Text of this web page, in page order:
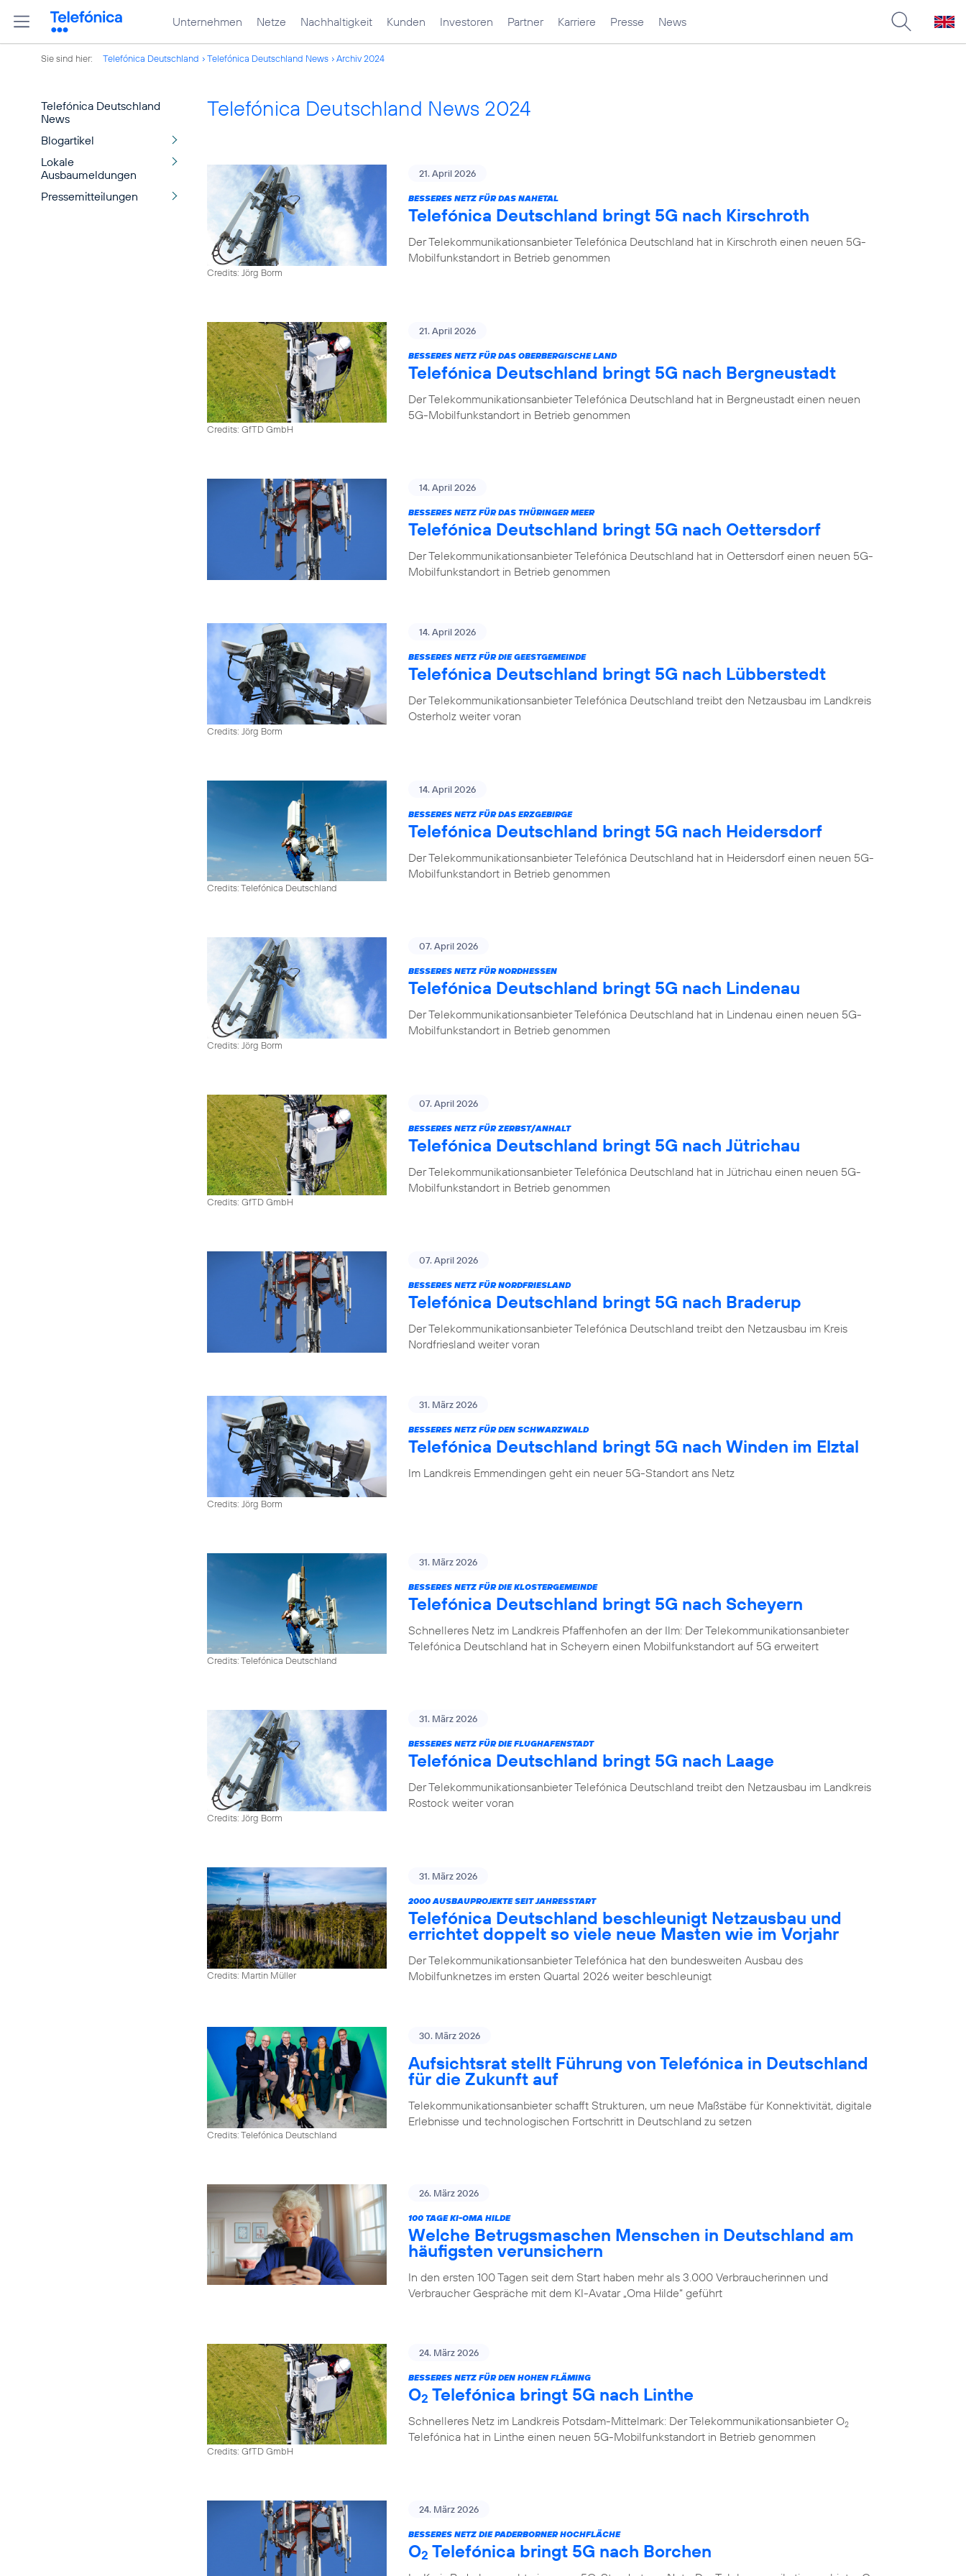
Unternehmen Netze Nachhaltigkeit Kunden Investoren Partner Karriere Presse News
Sie sind hier: Telefónica Deutschland Telefónica Deutschland News Archiv 2024
Telefónica Deutschland
News
Blogartikel
Lokale
Ausbaumeldungen
Pressemitteilungen
Telefónica Deutschland News 2024
Credits: Jörg Borm
21. April 2026
BESSERES NETZ FÜR DAS NAHETAL
Telefónica Deutschland bringt 5G nach Kirschroth
Der Telekommunikationsanbieter Telefónica Deutschland hat in Kirschroth einen neuen 5G-
Mobilfunkstandort in Betrieb genommen
Credits: GfTD GmbH
21. April 2026
BESSERES NETZ FÜR DAS OBERBERGISCHE LAND
Telefónica Deutschland bringt 5G nach Bergneustadt
Der Telekommunikationsanbieter Telefónica Deutschland hat in Bergneustadt einen neuen
5G-Mobilfunkstandort in Betrieb genommen
14. April 2026
BESSERES NETZ FÜR DAS THÜRINGER MEER
Telefónica Deutschland bringt 5G nach Oettersdorf
Der Telekommunikationsanbieter Telefónica Deutschland hat in Oettersdorf einen neuen 5G-
Mobilfunkstandort in Betrieb genommen
Credits: Jörg Borm
14. April 2026
BESSERES NETZ FÜR DIE GEESTGEMEINDE
Telefónica Deutschland bringt 5G nach Lübberstedt
Der Telekommunikationsanbieter Telefónica Deutschland treibt den Netzausbau im Landkreis
Osterholz weiter voran
Credits: Telefónica Deutschland
14. April 2026
BESSERES NETZ FÜR DAS ERZGEBIRGE
Telefónica Deutschland bringt 5G nach Heidersdorf
Der Telekommunikationsanbieter Telefónica Deutschland hat in Heidersdorf einen neuen 5G-
Mobilfunkstandort in Betrieb genommen
Credits: Jörg Borm
07. April 2026
BESSERES NETZ FÜR NORDHESSEN
Telefónica Deutschland bringt 5G nach Lindenau
Der Telekommunikationsanbieter Telefónica Deutschland hat in Lindenau einen neuen 5G-
Mobilfunkstandort in Betrieb genommen
Credits: GfTD GmbH
07. April 2026
BESSERES NETZ FÜR ZERBST/ANHALT
Telefónica Deutschland bringt 5G nach Jütrichau
Der Telekommunikationsanbieter Telefónica Deutschland hat in Jütrichau einen neuen 5G-
Mobilfunkstandort in Betrieb genommen
07. April 2026
BESSERES NETZ FÜR NORDFRIESLAND
Telefónica Deutschland bringt 5G nach Braderup
Der Telekommunikationsanbieter Telefónica Deutschland treibt den Netzausbau im Kreis
Nordfriesland weiter voran
Credits: Jörg Borm
31. März 2026
BESSERES NETZ FÜR DEN SCHWARZWALD
Telefónica Deutschland bringt 5G nach Winden im Elztal
Im Landkreis Emmendingen geht ein neuer 5G-Standort ans Netz
Credits: Telefónica Deutschland
31. März 2026
BESSERES NETZ FÜR DIE KLOSTERGEMEINDE
Telefónica Deutschland bringt 5G nach Scheyern
Schnelleres Netz im Landkreis Pfaffenhofen an der Ilm: Der Telekommunikationsanbieter
Telefónica Deutschland hat in Scheyern einen Mobilfunkstandort auf 5G erweitert
Credits: Jörg Borm
31. März 2026
BESSERES NETZ FÜR DIE FLUGHAFENSTADT
Telefónica Deutschland bringt 5G nach Laage
Der Telekommunikationsanbieter Telefónica Deutschland treibt den Netzausbau im Landkreis
Rostock weiter voran
Credits: Martin Müller
31. März 2026
2000 AUSBAUPROJEKTE SEIT JAHRESSTART
Telefónica Deutschland beschleunigt Netzausbau und
errichtet doppelt so viele neue Masten wie im Vorjahr
Der Telekommunikationsanbieter Telefónica hat den bundesweiten Ausbau des
Mobilfunknetzes im ersten Quartal 2026 weiter beschleunigt
Credits: Telefónica Deutschland
30. März 2026
Aufsichtsrat stellt Führung von Telefónica in Deutschland
für die Zukunft auf
Telekommunikationsanbieter schafft Strukturen, um neue Maßstäbe für Konnektivität, digitale
Erlebnisse und technologischen Fortschritt in Deutschland zu setzen
26. März 2026
100 TAGE KI-OMA HILDE
Welche Betrugsmaschen Menschen in Deutschland am
häufigsten verunsichern
In den ersten 100 Tagen seit dem Start haben mehr als 3.000 Verbraucherinnen und
Verbraucher Gespräche mit dem KI-Avatar „Oma Hilde“ geführt
Credits: GfTD GmbH
24. März 2026
BESSERES NETZ FÜR DEN HOHEN FLÄMING
O2 Telefónica bringt 5G nach Linthe
Schnelleres Netz im Landkreis Potsdam-Mittelmark: Der Telekommunikationsanbieter O2
Telefónica hat in Linthe einen neuen 5G-Mobilfunkstandort in Betrieb genommen
24. März 2026
BESSERES NETZ DIE PADERBORNER HOCHFLÄCHE
O2 Telefónica bringt 5G nach Borchen